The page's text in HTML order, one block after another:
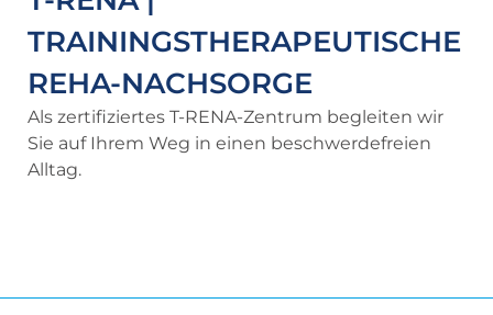
TRAININGSTHERAPEUTISCHE
REHA-NACHSORGE
Als zertifiziertes T-RENA-Zentrum begleiten wir
Sie auf Ihrem Weg in einen beschwerdefreien
Alltag.